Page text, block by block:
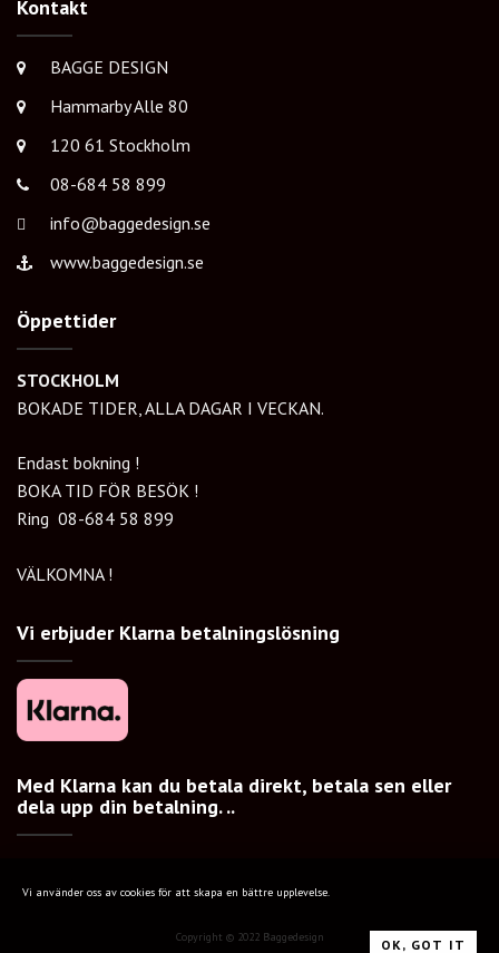
Kontakt
BAGGE DESIGN
Hammarby Alle 80
120 61 Stockholm
08-684 58 899
info@baggedesign.se
www.baggedesign.se
Öppettider
STOCKHOLM
BOKADE TIDER, ALLA DAGAR I VECKAN.
Endast bokning !
BOKA TID FÖR BESÖK !
Ring 08-684 58 899
VÄLKOMNA !
Vi erbjuder Klarna betalningslösning
Med Klarna kan du betala direkt, betala sen eller
dela upp din betalning. ..
Copyright © 2022 Baggedesign
Vi använder oss av cookies för att skapa en bättre upplevelse.
OK, GOT IT